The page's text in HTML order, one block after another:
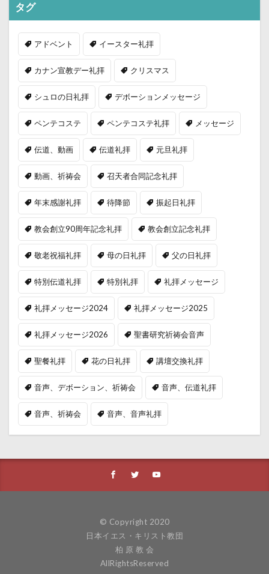
タグ
アドベント イースター礼拝
カナン宣教デー礼拝 クリスマス
シュロの日礼拝 デボーションメッセージ
ペンテコステ ペンテコステ礼拝 メッセージ
伝道、動画 伝道礼拝 元旦礼拝
動画、祈祷会 召天者合同記念礼拝
年末感謝礼拝 待降節 振起日礼拝
教会創立90周年記念礼拝 教会創立記念礼拝
敬老祝福礼拝 母の日礼拝 父の日礼拝
特別伝道礼拝 特別礼拝 礼拝メッセージ
礼拝メッセージ2024 礼拝メッセージ2025
礼拝メッセージ2026 聖書研究祈祷会音声
聖餐礼拝 花の日礼拝 講壇交換礼拝
音声、デボーション、祈祷会 音声、伝道礼拝
音声、祈祷会 音声、音声礼拝
© Copyright 2020
日本イエス・キリスト教団
柏 原 教 会
AllRightsReserved